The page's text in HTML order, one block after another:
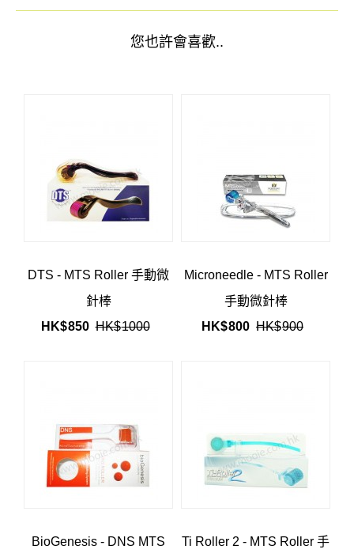
您也許會喜歡..
DTS - MTS Roller 手動微
針棒
HK$850 HK$1000
Microneedle - MTS Roller
手動微針棒
HK$800 HK$900
BioGenesis - DNS MTS Ti Roller 2 - MTS Roller 手